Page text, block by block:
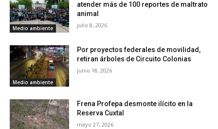
Medio ambiente
atender más de 100 reportes de maltrato
animal
julio 8, 2026
Medio ambiente
Por proyectos federales de movilidad,
retiran árboles de Circuito Colonias
junio 18, 2026
Frena Profepa desmonte ilícito en la
Reserva Cuxtal
mayo 27, 2026